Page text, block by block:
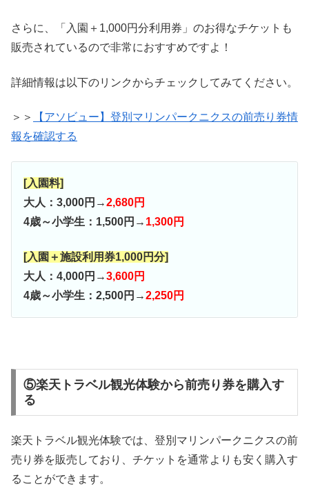
さらに、「入園＋1,000円分利用券」のお得なチケットも
販売されているので非常におすすめですよ！
詳細情報は以下のリンクからチェックしてみてください。
＞＞
【アソビュー】登別マリンパークニクスの前売り券情
報を確認する
[入園料]
大人：3,000円→2,680円
4歳～小学生：1,500円→ 1,300円
[入園＋施設利用券1,000円分]
大人：4,000円→3,600円
4歳～小学生：2,500円→2,250円
⑤楽天トラベル観光体験から前売り券を購入す
る
楽天トラベル観光体験では、登別マリンパークニクスの前
売り券を販売しており、チケットを通常よりも安く購入す
ることができます。